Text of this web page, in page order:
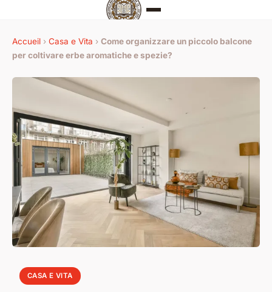
Accueil › Casa e Vita › Come organizzare un piccolo balcone
per coltivare erbe aromatiche e spezie?
CASA E VITA